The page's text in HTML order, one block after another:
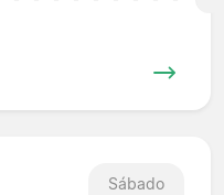
Sábado